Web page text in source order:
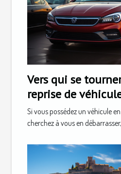
Vers qui se
reprise de
Si vous possédez un véhicule
cherchez à vous en débarrasser,